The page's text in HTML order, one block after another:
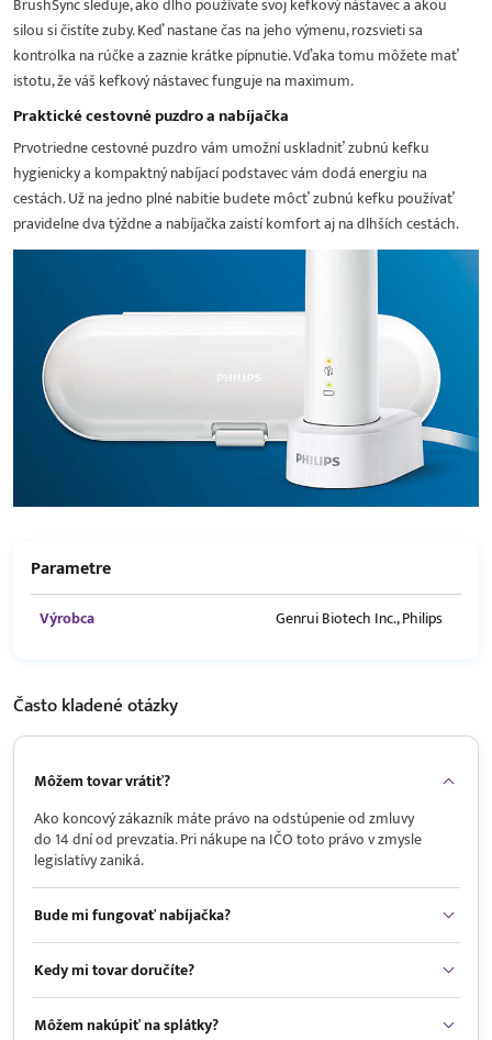
BrushSync sleduje, ako dlho používate svoj kefkový nástavec a akou
silou si čistíte zuby. Keď nastane čas na jeho výmenu, rozsvieti sa
kontrolka na rúčke a zaznie krátke pípnutie. Vďaka tomu môžete mať
istotu, že váš kefkový nástavec funguje na maximum.
Praktické cestovné puzdro a nabíjačka
Prvotriedne cestovné puzdro vám umožní uskladniť zubnú kefku
hygienicky a kompaktný nabíjací podstavec vám dodá energiu na
cestách. Už na jedno plné nabitie budete môcť zubnú kefku používať
pravidelne dva týždne a nabíjačka zaistí komfort aj na dlhších cestách.
Parametre
Výrobca Genrui Biotech Inc., Philips
Často kladenéotázky
Môžem tovar vrátiť?
Ako koncový zákazník máte právo na odstúpenie od zmluvy
do 14 dní od prevzatia. Pri nákupe na IČO toto právo v zmysle
legislatívy zaniká.
Bude mi fungovať nabíjačka?
Kedy mi tovar doručíte?
Môžem nakúpiť na splátky?